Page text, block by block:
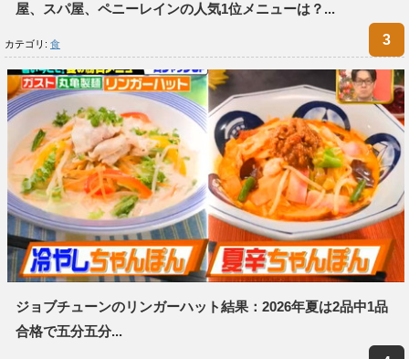
屋、スパ屋、ペニーレインの人気1位メニューは？...
カテゴリ: 食
ジョブチューンのリンガーハット結果：2026年夏は2品中1品
合格で五分五分...